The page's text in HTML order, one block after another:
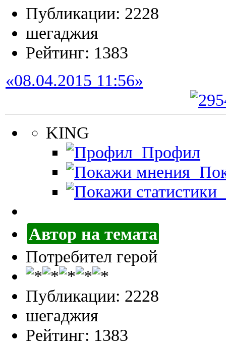
Публикации: 2228
шегаджия
Рейтинг: 1383
«08.04.2015 11:56»
KING
Профил
Автор на темата
Потребител герой
Публикации: 2228
шегаджия
Рейтинг: 1383